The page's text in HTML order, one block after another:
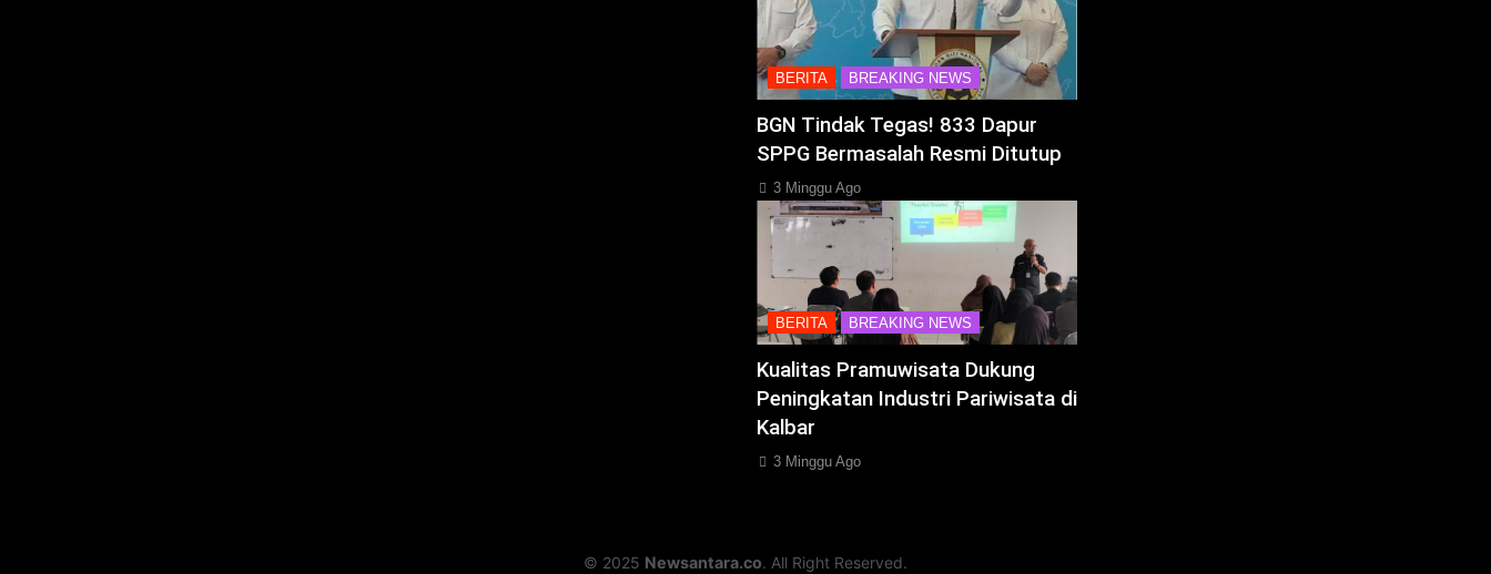
BERITA BREAKING NEWS
BGN Tindak Tegas! 833 Dapur
SPPG Bermasalah Resmi Ditutup
3 Minggu Ago
BERITA BREAKING NEWS
Kualitas Pramuwisata Dukung
Peningkatan Industri Pariwisata di
Kalbar
3 Minggu Ago
© 2025 Newsantara.co. All Right Reserved.